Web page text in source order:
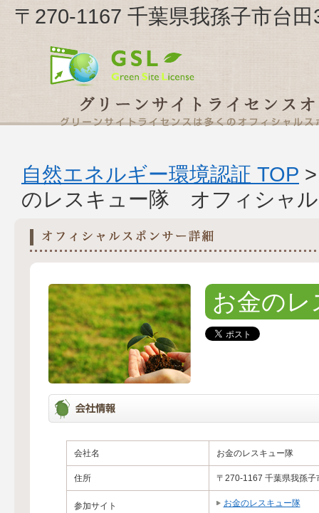
〒270-1167 千葉県我孫子市台
自然エネルギー環境認証 TOP
のレスキュー隊 オフィシャ
お金のレ
会社名 お金のレスキュー隊
住所 〒270-1167 千葉県我孫子
参加サイト お金のレスキュー隊